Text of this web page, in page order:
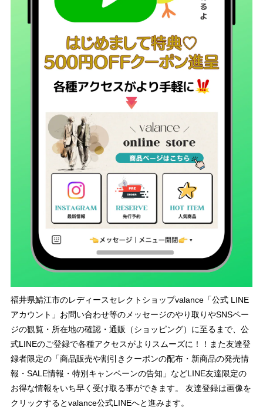
福井県鯖江市のレディースセレクトショップvalance「公式 LINE
アカウント」お問い合わせ等のメッセージのやり取りやSNSペー
ジの観覧・所在地の確認・通販（ショッピング）に至るまで、公
式LINEのご登録で各種アクセスがよりスムーズに！！また友達登
録者限定の「商品販売や割引きクーポンの配布・新商品の発売情
報・SALE情報・特別キャンペーンの告知」などLINE友達限定の
お得な情報をいち早く受け取る事ができます。 友達登録は画像を
クリックするとvalance公式LINEへと進みます。